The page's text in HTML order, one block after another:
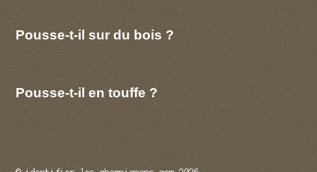
Pousse-t-il sur du bois ?
Pousse-t-il en touffe ?